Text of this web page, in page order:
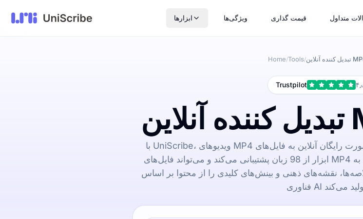
ابزارها ویژگی‌ها قیمت گذاری متداول
Home/Tools/
Trustpilot
با UniScribe، ویدیوهای MP4 را در چند دقیقه به صورت رایگان آنلاین به فایل‌های TXT تبدیل کنید. این
ابزار از 98 زبان پشتیبانی می‌کند و می‌تواند فایل‌های MP4 را به SRT، TXT، Word، PDF، CSV و غیره
نقشه‌های ذهنی و بینش‌های کلیدی را از محتوا بر اساس